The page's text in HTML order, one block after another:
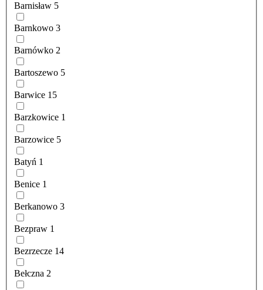
Barnisław 5
Barnkowo 3
Barnówko 2
Bartoszewo 5
Barwice 15
Barzkowice 1
Barzowice 5
Batyń 1
Benice 1
Berkanowo 3
Bezpraw 1
Bezrzecze 14
Bełczna 2